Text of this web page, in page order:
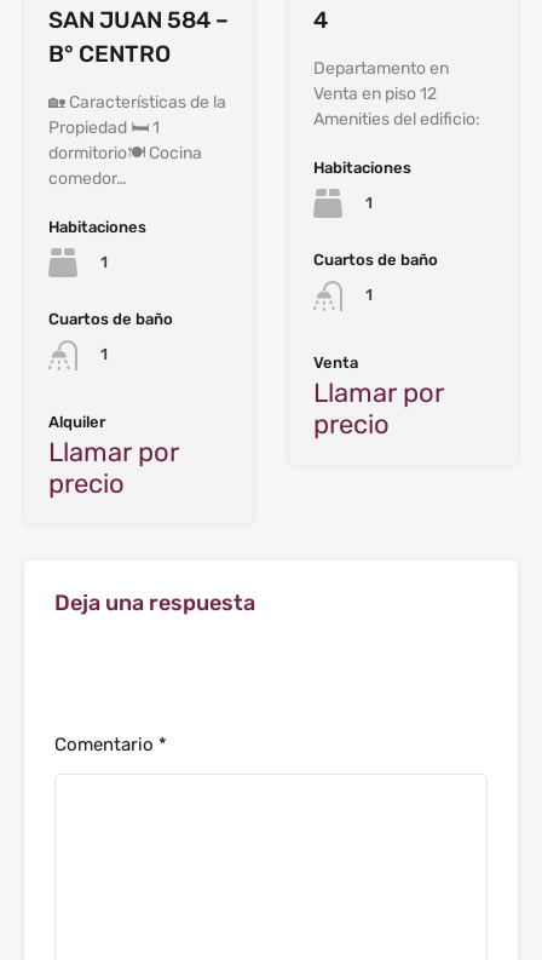
SAN JUAN 584 –
B° CENTRO
🏡 Características de la
Propiedad 🛏️ 1
dormitorio🍽️ Cocina
comedor…
Habitaciones
1
Cuartos de baño
1
Alquiler
Llamar por
precio
4
Departamento en
Venta en piso 12
Amenities del edificio:
Habitaciones
1
Cuartos de baño
1
Venta
Llamar por
precio
Deja una respuesta
Comentario *